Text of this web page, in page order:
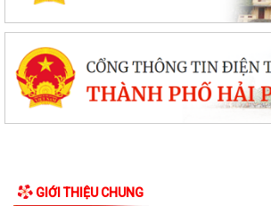
GIỚI THIỆU CHUNG